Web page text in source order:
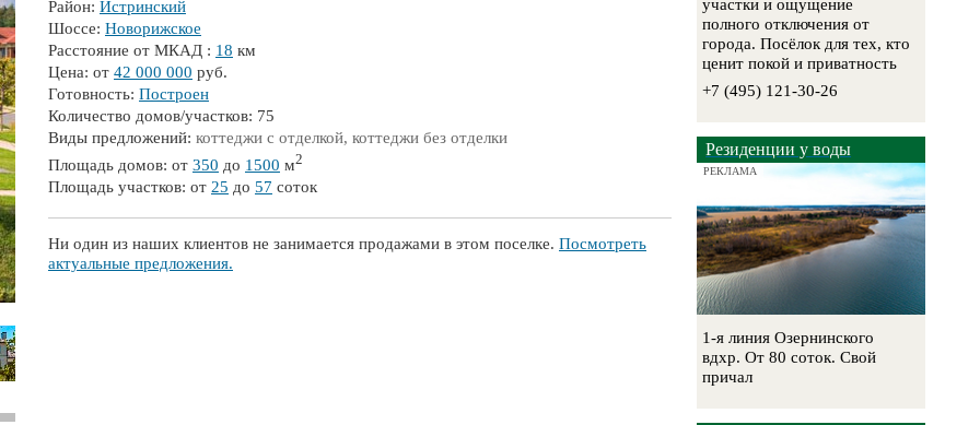
Район: Истринский
Шоссе: Новорижское
Расстояние от МКАД : 18 км
Цена: от 42 000 000 руб.
Готовность: Построен
Количество домов/участков: 75
Виды предложений: коттеджи с отделкой, коттеджи без отделки
Площадь домов: от 350 до 1500 м2
Площадь участков: от 25 до 57 соток
Ни один из наших клиентов не занимается продажами в этом поселке. Посмотреть
актуальные предложения.
участки и ощущение
полного отключения от
города. Посёлок для тех, кто
ценит покой и приватность
+7 (495) 121-30-26
Резиденции у воды
РЕКЛАМА
1-я линия Озернинского
вдхр. От 80 соток. Свой
причал